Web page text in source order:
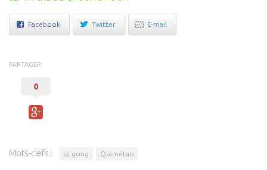
Arts Martiaux
Connaissance de soi
Facebook Twitter E-mail
PARTAGER
0
Mots-clefs : qi gong Quimétao